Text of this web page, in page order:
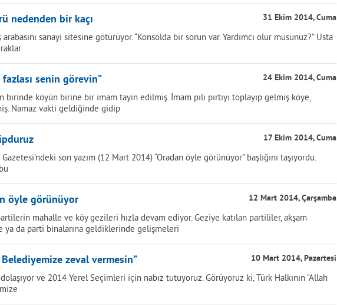
nedenden bir kaçı 31 Ekim 2014, Cuma
arabasını sanayi sitesine götürüyor. “Konsolda bir sorun var. Yardımcı olur musunuz?” Usta
fazlası senin görevin” 24 Ekim 2014, Cuma
birinde köyün birine bir imam tayin edilmiş. İmam pılı pırtıyı toplayıp gelmiş köye,
Namaz vakti geldiğinde gidip
17 Ekim 2014, Cuma
son yazım (12 Mart 2014) “Oradan öyle görünüyor” başlığını taşıyordu.
öyle görünüyor 12 Mart 2014, Çarşamba
mahalle ve köy gezileri hızla devam ediyor. Geziye katılan partililer, akşam
ya da parti binalarına geldiklerinde gelişmeleri
zeval vermesin” 10 Mart 2014, Pazartesi
ve 2014 Yerel Seçimleri için nabız tutuyoruz. Görüyoruz ki, Türk Halkının “Allah